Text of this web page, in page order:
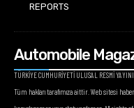
REPORTS
Automobile
TÜRKİYE CUMHURİYETİ ULUSAL RESMİ
Tüm hakları tarafımıza aittir. Web sitesi